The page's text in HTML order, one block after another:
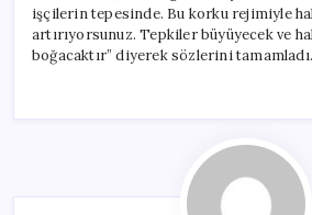
işçilerin tepesinde. Bu korku rejimiyle
artırıyorsunuz. Tepkiler büyüyecek ve
boğacaktır” diyerek sözlerini tamamladı.